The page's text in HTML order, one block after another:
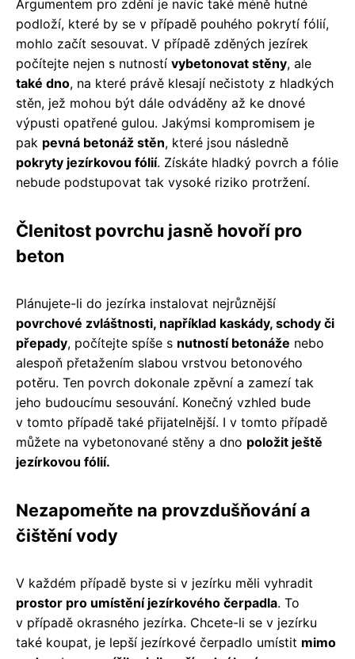
Argumentem pro zdění je navíc také méně hutné
podloží, které by se v případě pouhého pokrytí fólií,
mohlo začít sesouvat. V případě zděných jezírek
počítejte nejen s nutností vybetonovat stěny, ale
také dno, na které právě klesají nečistoty z hladkých
stěn, jež mohou být dále odváděny až ke dnové
výpusti opatřené gulou. Jakýmsi kompromisem je
pak pevná betonáž stěn, které jsou následně
pokryty jezírkovou fólií. Získáte hladký povrch a fólie
nebude podstupovat tak vysoké riziko protržení.
Členitost povrchu jasně hovoří pro
beton
Plánujete-li do jezírka instalovat nejrůznější
povrchové zvláštnosti, například kaskády, schody či
přepady, počítejte spíše s nutností betonáže nebo
alespoň přetažením slabou vrstvou betonového
potěru. Ten povrch dokonale zpěvní a zamezí tak
jeho budoucímu sesouvání. Konečný vzhled bude
v tomto případě také přijatelnější. I v tomto případě
můžete na vybetonované stěny a dno položit ještě
jezírkovou fólií.
Nezapomeňte na provzdušňování a
čištění vody
V každém případě byste si v jezírku měli vyhradit
prostor pro umístění jezírkového čerpadla. To
v případě okrasného jezírka. Chcete-li se v jezírku
také koupat, je lepší jezírkové čerpadlo umístit mimo